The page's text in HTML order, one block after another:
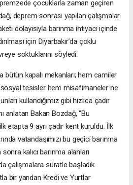
çocuklarla zaman geçiren
deprem sonrası yapılan çalışmalar
dolayısıyla barınma ihtiyacı içinde
için Diyarbakır’da çoklu
soktuklarını söyledi.
bütün kapalı mekanları; hem camiler
tesisler hem misafirhaneler ne
kullandığımız gibi hızlıca çadır
anlatan Bakan Bozdağ, "Bu
etapta 9 ayrı çadır kent kuruldu. İlk
vatandaşımızı bu geçici barınma
sonra kalıcı barınma alanları
çalışmalara süratle başladık
bir yandan Kredi ve Yurtlar